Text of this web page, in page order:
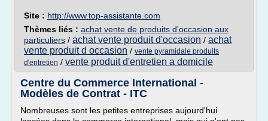
Site : http://www.top-assistante.com
Thèmes liés : achat vente de produits d'occasion aux
particuliers / achat vente produit d'occasion / achat
vente produit d occasion / vente pyramidale produits
d'entretien / vente produit d'entretien a domicile
Centre du Commerce International -
Modèles de Contrat - ITC
Nombreuses sont les petites entreprises aujourd'hui